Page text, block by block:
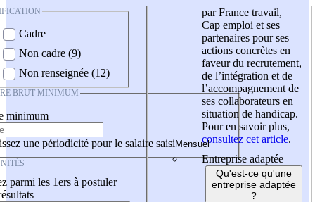
Cadre
Non cadre (9)
Non renseignée (12)
BRUT MINIMUM
minimum
une périodicité pour le salaire saisi
parmi les 1ers à postuler
par France travail,
Cap emploi et ses
partenaires pour ses
actions concrètes en
faveur du recrutement,
de l’intégration et de
l’accompagnement de
ses collaborateurs en
situation de handicap.
Pour en savoir plus,
consultez cet article.
Entreprise adaptée
Qu'est-ce qu'une
entreprise adaptée
?